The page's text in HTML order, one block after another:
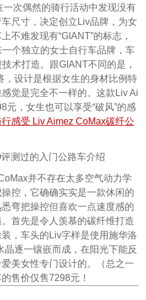
一次偶然的骑行活动中发现没有
尺寸，决定创立Liv品牌，为女
不难发现有“GIANT”的标志，
个独立的女士自行车品牌，车
术打造。跟GIANT不同的是，
，设计是根据女生的身材比例特
觉是完全不一样的。这款Liv Ai
元，女生也可以享受“破风”的感
感受 Liv Aimez CoMax碳纤公
并不存在太多空气动力学
控，它确确实实是一款休闲的
弯把操控但喜欢一点速度感的
首先是令人羡慕的碳纤维打造
，车头的Liv字样是使用施华洛
逐一镶嵌而成，在阳光下能反
美女性专门设计的。（总之一
售价仅售7298元！